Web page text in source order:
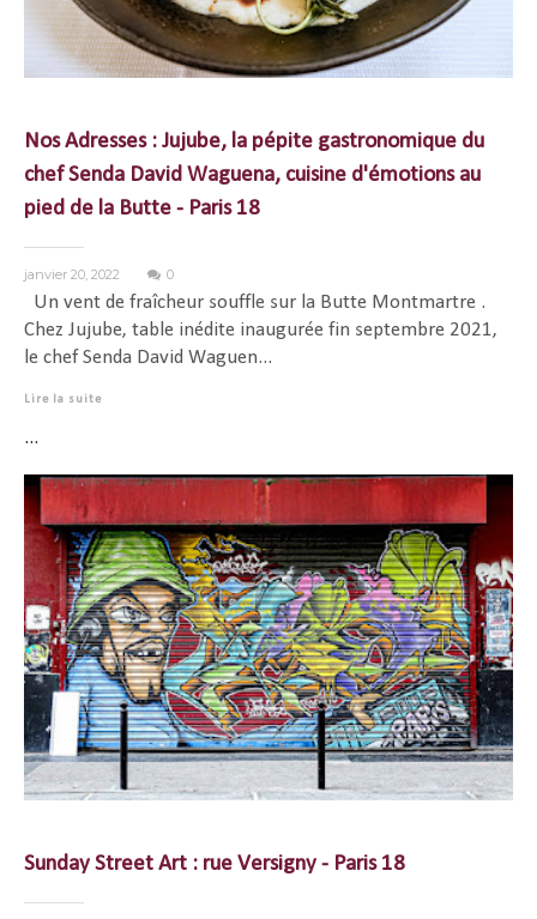
Nos Adresses : Jujube, la pépite gastronomique du
chef Senda David Waguena, cuisine d'émotions au
pied de la Butte - Paris 18
janvier 20, 2022 0
Un vent de fraîcheur souffle sur la Butte Montmartre .
Chez Jujube, table inédite inaugurée fin septembre 2021,
le chef Senda David Waguen...
Lire la suite
...
Sunday Street Art : rue Versigny - Paris 18